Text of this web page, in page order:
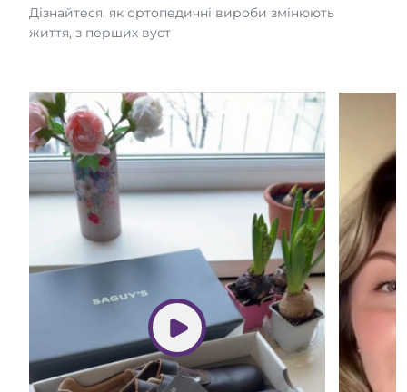
Дізнайтеся, як ортопедичні вироби змінюють
життя, з перших вуст